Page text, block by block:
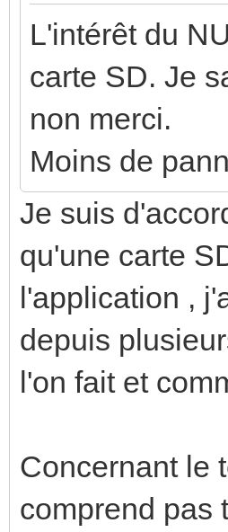
L'intérêt du
carte SD. Je
non merci.
Moins de
Je suis
qu'une carte
l'application ,
depuis
l'on fait et
Concernant le
comprend pas